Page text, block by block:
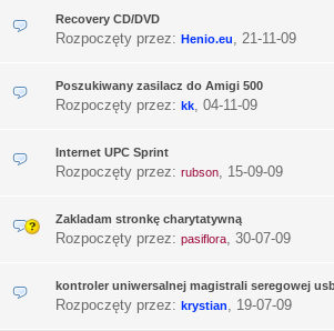
Recovery CD/DVD
Rozpoczęty przez: Henio.eu, 21-11-09
Poszukiwany zasilacz do Amigi 500
Rozpoczęty przez: kk, 04-11-09
Internet UPC Sprint
Rozpoczęty przez: rubson, 15-09-09
Zakladam stronkę charytatywną
Rozpoczęty przez: pasiflora, 30-07-09
kontroler uniwersalnej magistrali seregowej
Rozpoczęty przez: krystian, 19-07-09